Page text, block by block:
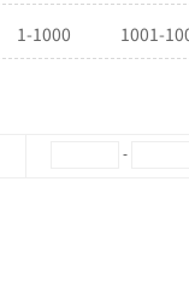
1-1000 1001-
-